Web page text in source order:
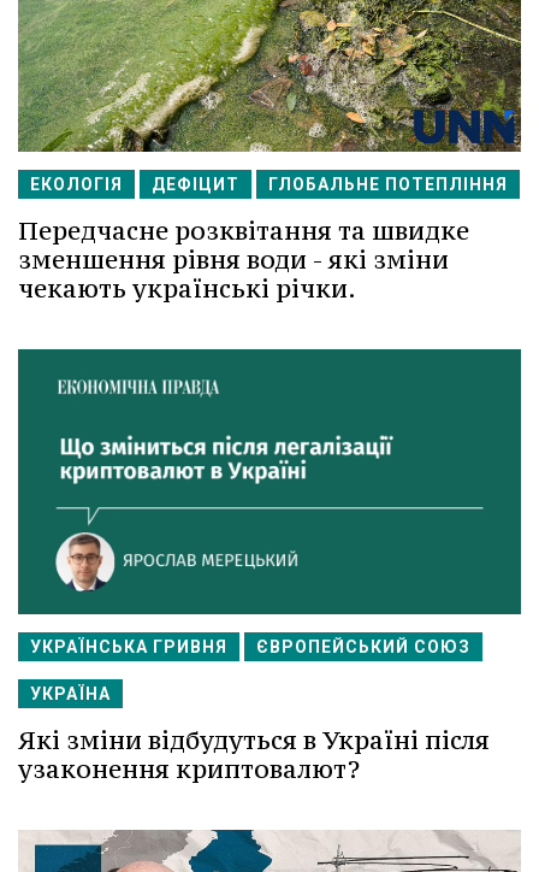
ЕКОЛОГІЯ ДЕФІЦИТ ГЛОБАЛЬНЕ ПОТЕПЛІННЯ
Передчасне розквітання та швидке
зменшення рівня води - які зміни
чекають українські річки.
УКРАЇНСЬКА ГРИВНЯ ЄВРОПЕЙСЬКИЙ СОЮЗ
УКРАЇНА
Які зміни відбудуться в Україні після
узаконення криптовалют?